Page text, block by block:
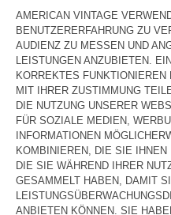
IN DEN
LOOK SHOPPEN